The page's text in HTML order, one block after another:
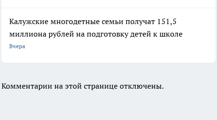
Калужские многодетные семьи получат 151,5
миллиона рублей на подготовку детей к школе
Вчера
Комментарии на этой странице отключены.